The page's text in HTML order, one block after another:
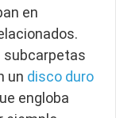
en
subcarpetas
un disco duro
engloba